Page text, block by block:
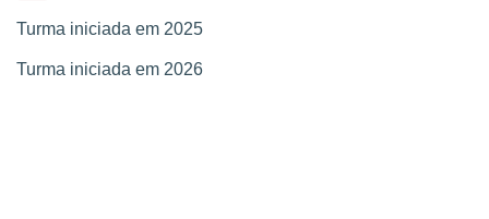
Turma iniciada em 2025
Turma iniciada em 2026